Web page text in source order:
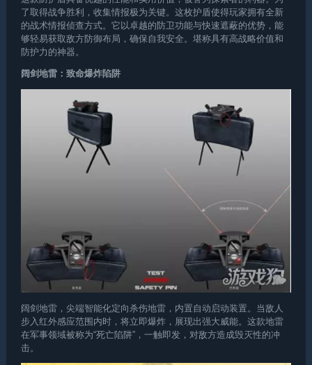
了取得战争胜利，收集情报极为关键。这枚护盾使得玩家拥有全新
的战术情报侦查方式。它以卓越的防卫功能与快速遮蔽的优势，能
够轻易获取敌方防御布局，确保自我安全。堪称具有高战略价值和
防护力的神器。
阔剑地雷：致命爆炸陷阱
阔剑地雷，尖端智能化定向杀伤地雷，内置自动启动装置。当敌人
步入红外感应范围内时，将立即爆炸，展现出强大威能。这款地雷
在军事领域被称为“死亡陷阱”，一触即发，对敌方造成毁灭性的冲
击。